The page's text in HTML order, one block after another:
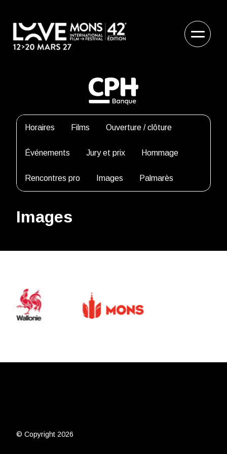
Horaires Films Ouverture / clôture
Événements Jury et prix Hommage
Rencontres pro Images Palmarès
Images
© Copyright 2026